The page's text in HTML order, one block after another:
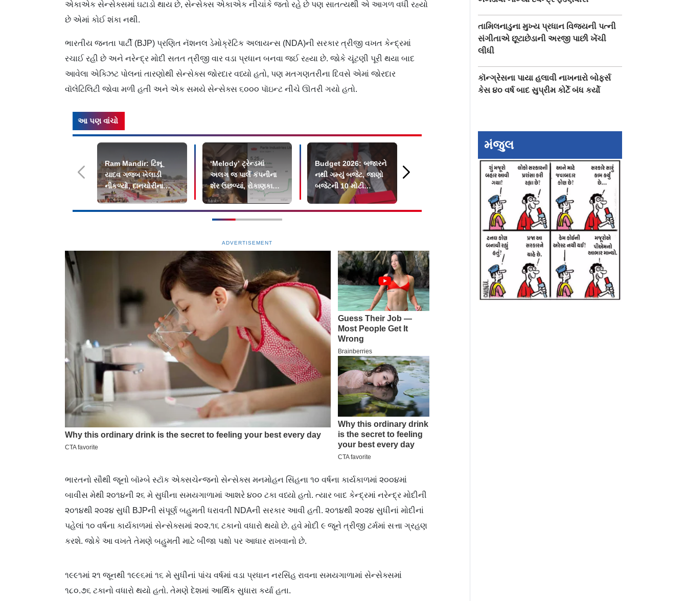
એકાએક સેન્સેક્સમાં ઘટાડો થાય છે, સેન્સેક્સ એકાએક નીચાંકે જતો રહે છે પણ સાતત્યથી એ આગળ વધી રહ્યો
છે એમાં કોઈ શંકા નથી.
ભારતીય જનતા પાર્ટી (BJP) પ્રણિત નૅશનલ ડેમોક્રૅટિક અલાયન્સ (NDA)ની સરકાર ત્રીજી વખત કેન્દ્રમાં
રચાઈ રહી છે અને નરેન્દ્ર મોદી સતત ત્રીજી વાર વડા પ્રધાન બનવા જઈ રહ્યા છે. જોકે ચૂંટણી પૂરી થયા બાદ
આવેલા એક્ઝિટ પોલનાં તારણોથી સેન્સેક્સ જોરદાર વધ્યો હતો, પણ મતગણતરીના દિવસે એમાં જોરદાર
વૉલેટિલિટી જોવા મળી હતી અને એક સમયે સેન્સેક્સ ૬૦૦૦ પૉઇન્ટ નીચે ઊતરી ગયો હતો.
આ પણ વાંચો
Ram Mandir: ટિન્નૂ
યાદવ ગજબ ખેલાડી
નીકળ્યો, દાનચોરીના
પૈસાને આમ કરતો હતો
ડબલ
‘Melody’ ટ્રેન્ડમાં
અલગ જ પાર્લે કંપનીના
શૅર ઉછળ્યાં, રોકાણકારો
મુંજવણમાં મુકાયા
Budget 2026: બજારને
નથી ગમ્યું બજેટ, જાણો
બજેટની 10 મોટી
જાહેરાતો
પંજાબમાં BJP અને SAD
કેજરીવાલનું ઇન્સ્ટા
એકાઉન્ટ ભારતમાં
રિસ્ટ્રિક્ટ થયું એમા તો
PM મોદીને સંભળાવ્યું
ADVERTISEMENT
ભારતનો સૌથી જૂનો બૉમ્બે સ્ટૉક એક્સચેન્જનો સેન્સેક્સ મનમોહન સિંહના ૧૦ વર્ષના કાર્યકાળમાં ૨૦૦૪માં
બાવીસ મેથી ૨૦૧૪ની ૨૬ મે સુધીના સમયગાળામાં આશરે ૪૦૦ ટકા વધ્યો હતો. ત્યાર બાદ કેન્દ્રમાં નરેન્દ્ર મોદીની
૨૦૧૪થી ૨૦૨૪ સુધી BJPની સંપૂર્ણ બહુમતી ધરાવતી NDAની સરકાર આવી હતી. ૨૦૧૪થી ૨૦૨૪ સુધીનાં મોદીનાં
પહેલાં ૧૦ વર્ષના કાર્યકાળમાં સેન્સેક્સમાં ૨૦૨.૧૬ ટકાનો વધારો થયો છે. હવે મોદી ૯ જૂને ત્રીજી ટર્મમાં સત્તા ગ્રહણ
કરશે. જોકે આ વખતે તેમણે બહુમતી માટે બીજા પક્ષો પર આધાર રાખવાનો છે.
૧૯૯૧માં ૨૧ જૂનથી ૧૯૯૬માં ૧૬ મે સુધીનાં પાંચ વર્ષમાં વડા પ્રધાન નરસિંહ રાવના સમયગાળામાં સેન્સેક્સમાં
૧૮૦.૭૬ ટકાનો વધારો થયો હતો. તેમણે દેશમાં આર્થિક સુધારા કર્યા હતા.
તામિલનાડુના મુખ્ય પ્રધાન વિજયની પત્ની
સંગીતાએ છૂટાછેડાની અરજી પાછી ખેંચી
લીધી
કૉન્ગ્રેસના પાયા હલાવી નાખનારો બોફર્સ
કેસ ૪૦ વર્ષ બાદ સુપ્રીમ કોર્ટે બંધ કર્યો
મંજુલ